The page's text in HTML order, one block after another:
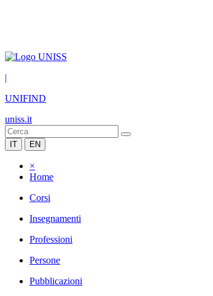
|
UNIFIND
uniss.it
IT EN
×
Home
Corsi
Insegnamenti
Professioni
Persone
Pubblicazioni